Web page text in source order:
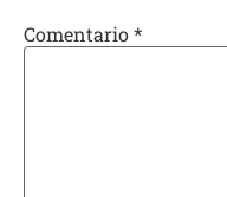
Comentario*